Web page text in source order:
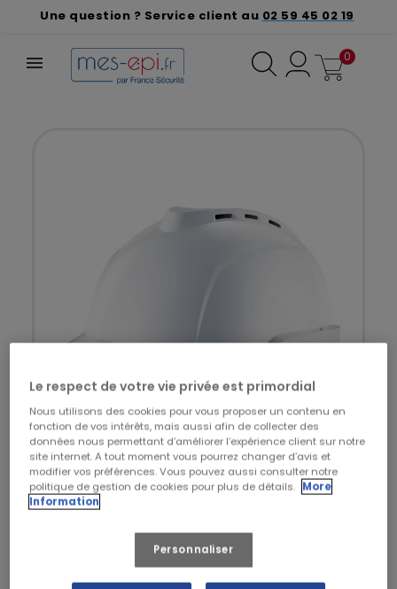
Une question ? Service client au 02 59 45 02 19
0
Le respect de votre vie privée est primordial
Nous utilisons des cookies pour vous proposer un contenu en
fonction de vos intérêts, mais aussi afin de collecter des
données nous permettant d’améliorer l’expérience client sur notre
site internet. A tout moment vous pourrez changer d’avis et
modifier vos préférences. Vous pouvez aussi consulter notre
politique de gestion de cookies pour plus de détails. More
Information
Personnaliser